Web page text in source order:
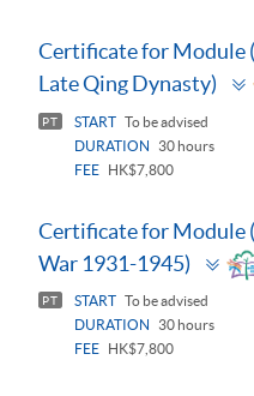
Certificate for Module
Late Qing Dynasty)
PT START To be advised
DURATION
30 hours
FEE
HK$7,800
Certificate for Module
War 1931-1945)
PT START To be advised
DURATION
30 hours
FEE
HK$7,800